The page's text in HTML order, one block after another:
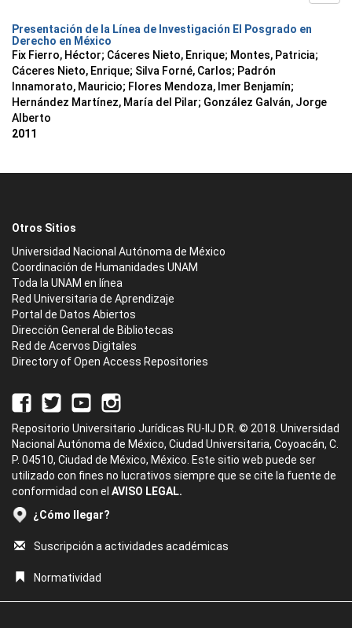
Presentación de la Línea de Investigación El Posgrado en
Derecho en México
Fix Fierro, Héctor; Cáceres Nieto, Enrique; Montes, Patricia;
Cáceres Nieto, Enrique; Silva Forné, Carlos; Padrón
Innamorato, Mauricio; Flores Mendoza, Imer Benjamín;
Hernández Martínez, María del Pilar; González Galván, Jorge
Alberto
2011
Otros Sitios
Universidad Nacional Autónoma de México
Coordinación de Humanidades UNAM
Toda la UNAM en línea
Red Universitaria de Aprendizaje
Portal de Datos Abiertos
Dirección General de Bibliotecas
Red de Acervos Digitales
Directory of Open Access Repositories
Repositorio Universitario Jurídicas RU-IIJ D.R. © 2018. Universidad
Nacional Autónoma de México, Ciudad Universitaria, Coyoacán, C.
P. 04510, Ciudad de México, México. Este sitio web puede ser
utilizado con fines no lucrativos siempre que se cite la fuente de
conformidad con el AVISO LEGAL.
¿Cómo llegar?
Suscripción a actividades académicas
Normatividad